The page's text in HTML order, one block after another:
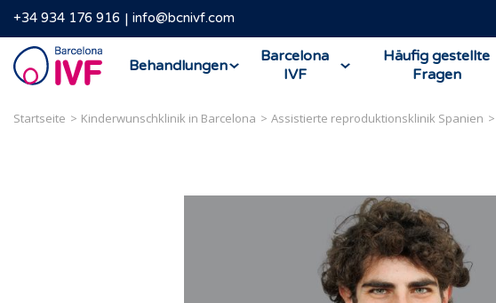
+34 934 176 916 info@bcnivf.com
Barcelona
IVF
Behandlungen
Barcelona
IVF
Häufig gestellte
Fragen
Startseite Kinderwunschklinik in Barcelona Assistierte reproduktionsklinik Spanien